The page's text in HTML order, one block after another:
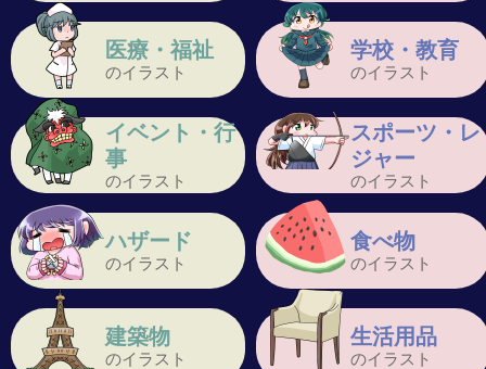
医療・福祉
のイラスト
学校・教育
のイラスト
イベント・行
事
のイラスト
スポーツ・レ
ジャー
のイラスト
ハザード
のイラスト
食べ物
のイラスト
建築物
のイラスト
生活用品
のイラスト